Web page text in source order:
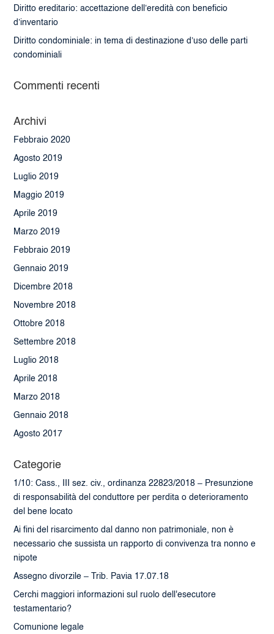
Diritto ereditario: accettazione dell’eredità con beneficio
d’inventario
Diritto condominiale: in tema di destinazione d’uso delle parti
condominiali
Commenti recenti
Archivi
Febbraio 2020
Agosto 2019
Luglio 2019
Maggio 2019
Aprile 2019
Marzo 2019
Febbraio 2019
Gennaio 2019
Dicembre 2018
Novembre 2018
Ottobre 2018
Settembre 2018
Luglio 2018
Aprile 2018
Marzo 2018
Gennaio 2018
Agosto 2017
Categorie
1/10: Cass., III sez. civ., ordinanza 22823/2018 – Presunzione
di responsabilità del conduttore per perdita o deterioramento
del bene locato
Ai fini del risarcimento dal danno non patrimoniale, non è
necessario che sussista un rapporto di convivenza tra nonno e
nipote
Assegno divorzile – Trib. Pavia 17.07.18
Cerchi maggiori informazioni sul ruolo dell'esecutore
testamentario?
Comunione legale